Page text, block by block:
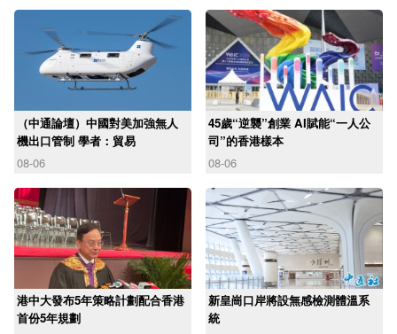
（中通論壇）中國對美加強無人
機出口管制 學者：貿易
08-06
45歲“逆襲”創業 AI賦能“一人公
司”的香港樣本
08-06
港中大發布5年策略計劃配合香港
首份5年規劃
新皇崗口岸將設無感檢測體溫系
統